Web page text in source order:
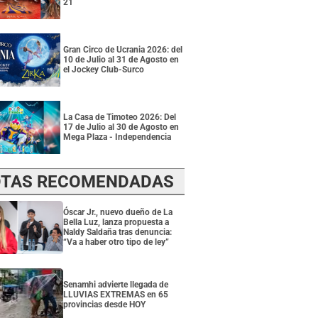
21
Gran Circo de Ucrania 2026: del
10 de Julio al 31 de Agosto en
el Jockey Club-Surco
La Casa de Timoteo 2026: Del
17 de Julio al 30 de Agosto en
Mega Plaza - Independencia
RECOMENDADAS
Óscar Jr., nuevo dueño de La
Bella Luz, lanza propuesta a
Naldy Saldaña tras denuncia:
“Va a haber otro tipo de ley”
Senamhi advierte llegada de
LLUVIAS EXTREMAS en 65
provincias desde HOY